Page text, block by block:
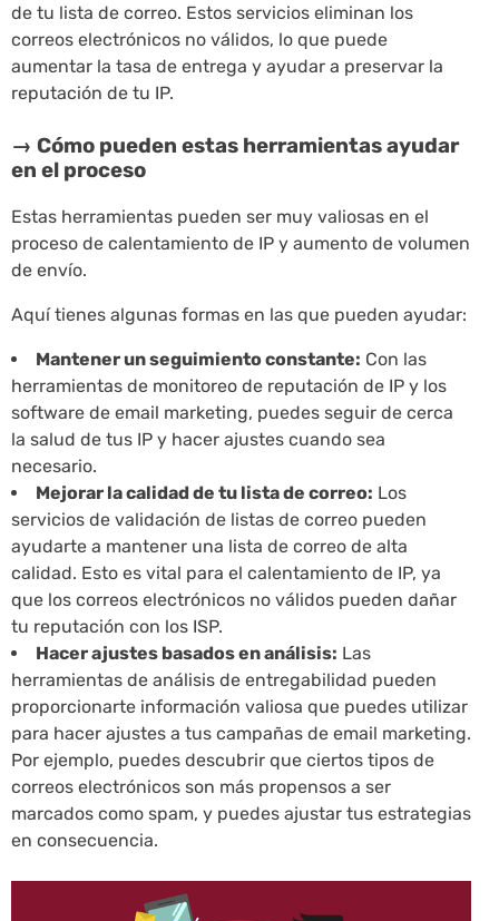
de tu lista de correo. Estos servicios eliminan los
correos electrónicos no válidos, lo que puede
aumentar la tasa de entrega y ayudar a preservar la
reputación de tu IP.
→ Cómo pueden estas herramientas ayudar
en el proceso
Estas herramientas pueden ser muy valiosas en el
proceso de calentamiento de IP y aumento de volumen
de envío.
Aquí tienes algunas formas en las que pueden ayudar:
Mantener un seguimiento constante: Con las
herramientas de monitoreo de reputación de IP y los
software de email marketing, puedes seguir de cerca
la salud de tus IP y hacer ajustes cuando sea
necesario.
Mejorar la calidad de tu lista de correo: Los
servicios de validación de listas de correo pueden
ayudarte a mantener una lista de correo de alta
calidad. Esto es vital para el calentamiento de IP, ya
que los correos electrónicos no válidos pueden dañar
tu reputación con los ISP.
Hacer ajustes basados en análisis: Las
herramientas de análisis de entregabilidad pueden
proporcionarte información valiosa que puedes utilizar
para hacer ajustes a tus campañas de email marketing.
Por ejemplo, puedes descubrir que ciertos tipos de
correos electrónicos son más propensos a ser
marcados como spam, y puedes ajustar tus estrategias
en consecuencia.